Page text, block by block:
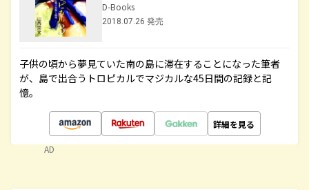
D-Books
2018.07.26 発売
子供の頃から夢見ていた南の島に滞在することになった筆者
が、島で出合うトロピカルでマジカルな45日間の記録と記
憶。
詳細を見る
AD